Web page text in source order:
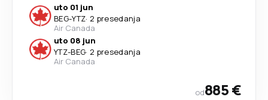
uto 01 jun
BEG-YTZ· 2 presedanja
Air Canada
uto 08 jun
YTZ-BEG· 2 presedanja
Air Canada
od885 €